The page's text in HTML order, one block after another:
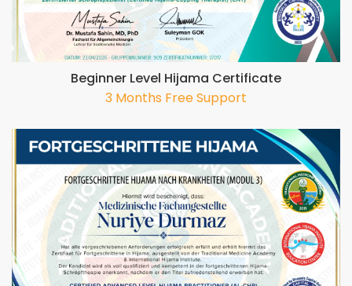
Beginner Level Hijama Certificate
3 Months Free Support